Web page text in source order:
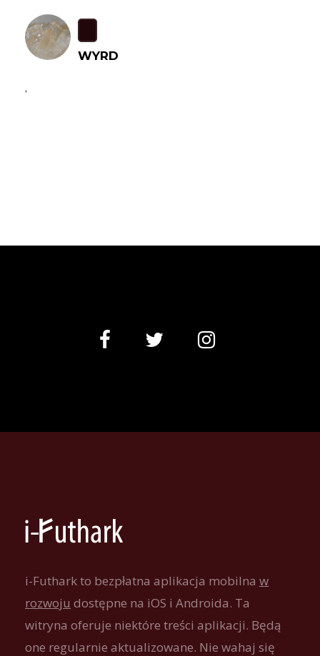
WYRD
,
i-Futhark to bezpłatna aplikacja mobilna w
rozwoju dostępne na iOS i Androida. Ta
witryna oferuje niektóre treści aplikacji. Będą
one regularnie aktualizowane. Nie wahaj się